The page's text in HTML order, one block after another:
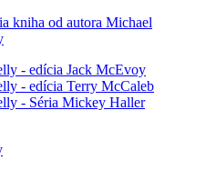
kniha od autora Michael
- edícia Jack McEvoy
- edícia Terry McCaleb
- Séria Mickey Haller